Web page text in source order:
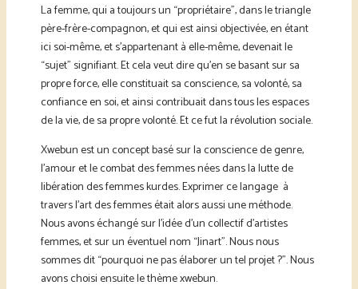
La femme, qui a toujours un “propriétaire”, dans le triangle
père-frère-compagnon, et qui est ainsi objectivée, en étant
ici soi-même, et s’appartenant à elle-même, devenait le
“sujet” signifiant. Et cela veut dire qu’en se basant sur sa
propre force, elle constituait sa conscience, sa volonté, sa
confiance en soi, et ainsi contribuait dans tous les espaces
de la vie, de sa propre volonté. Et ce fut la révolution sociale.
Xwebun est un concept basé sur la conscience de genre,
l’amour et le combat des femmes nées dans la lutte de
libération des femmes kurdes. Exprimer ce langage à
travers l’art des femmes était alors aussi une méthode.
Nous avons échangé sur l’idée d’un collectif d’artistes
femmes, et sur un éventuel nom “Jinart”. Nous nous
sommes dit “pourquoi ne pas élaborer un tel projet ?”. Nous
avons choisi ensuite le thème xwebun.